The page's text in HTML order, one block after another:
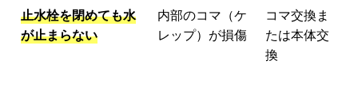
止水栓を閉めても水
が止まらない
内部のコマ（ケ
レップ）が損傷
コマ交換ま
たは本体交
換